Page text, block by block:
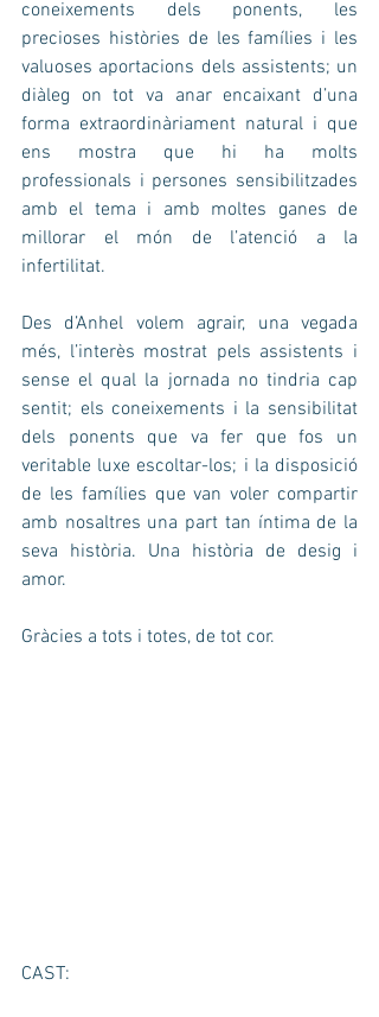
coneixements dels ponents, les
precioses històries de les famílies i les
valuoses aportacions dels assistents; un
diàleg on tot va anar encaixant d’una
forma extraordinàriament natural i que
ens mostra que hi ha molts
professionals i persones sensibilitzades
amb el tema i amb moltes ganes de
millorar el món de l’atenció a la
infertilitat.
Des d’Anhel volem agrair, una vegada
més, l’interès mostrat pels assistents i
sense el qual la jornada no tindria cap
sentit; els coneixements i la sensibilitat
dels ponents que va fer que fos un
veritable luxe escoltar-los; i la disposició
de les famílies que van voler compartir
amb nosaltres una part tan íntima de la
seva història. Una història de desig i
amor.
Gràcies a tots i totes, de tot cor.
CAST: